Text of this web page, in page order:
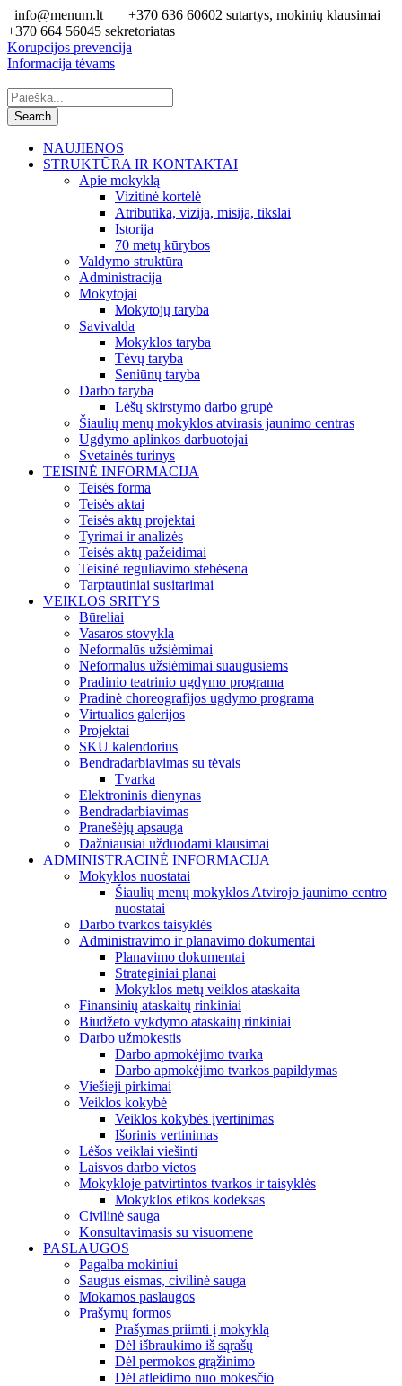
info@menum.lt
+370 636 60602 sutartys, mokinių klausimai
+370 664 56045 sekretoriatas
Korupcijos prevencija
Informacija tėvams
NAUJIENOS
STRUKTŪRA IR KONTAKTAI
Apie mokyklą
Vizitinė kortelė
Atributika, vizija, misija, tikslai
Istorija
70 metų kūrybos
Valdymo struktūra
Administracija
Mokytojai
Mokytojų taryba
Savivalda
Mokyklos taryba
Tėvų taryba
Seniūnų taryba
Darbo taryba
Lėšų skirstymo darbo grupė
Šiaulių menų mokyklos atvirasis jaunimo centras
Ugdymo aplinkos darbuotojai
Svetainės turinys
TEISINĖ INFORMACIJA
Teisės forma
Teisės aktai
Teisės aktų projektai
Tyrimai ir analizės
Teisės aktų pažeidimai
Teisinė reguliavimo stebėsena
Tarptautiniai susitarimai
VEIKLOS SRITYS
Būreliai
Vasaros stovykla
Neformalūs užsiėmimai
Neformalūs užsiėmimai suaugusiems
Pradinio teatrinio ugdymo programa
Pradinė choreografijos ugdymo programa
Virtualios galerijos
Projektai
SKU kalendorius
Bendradarbiavimas su tėvais
Tvarka
Elektroninis dienynas
Bendradarbiavimas
Pranešėjų apsauga
Dažniausiai užduodami klausimai
ADMINISTRACINĖ INFORMACIJA
Mokyklos nuostatai
Šiaulių menų mokyklos Atvirojo jaunimo centro
nuostatai
Darbo tvarkos taisyklės
Administravimo ir planavimo dokumentai
Planavimo dokumentai
Strateginiai planai
Mokyklos metų veiklos ataskaita
Finansinių ataskaitų rinkiniai
Biudžeto vykdymo ataskaitų rinkiniai
Darbo užmokestis
Darbo apmokėjimo tvarka
Darbo apmokėjimo tvarkos papildymas
Viešieji pirkimai
Veiklos kokybė
Veiklos kokybės įvertinimas
Išorinis vertinimas
Lėšos veiklai viešinti
Laisvos darbo vietos
Mokykloje patvirtintos tvarkos ir taisyklės
Mokyklos etikos kodeksas
Civilinė sauga
Konsultavimasis su visuomene
PASLAUGOS
Pagalba mokiniui
Saugus eismas, civilinė sauga
Mokamos paslaugos
Prašymų formos
Prašymas priimti į mokyklą
Dėl išbraukimo iš sąrašų
Dėl permokos grąžinimo
Dėl atleidimo nuo mokesčio